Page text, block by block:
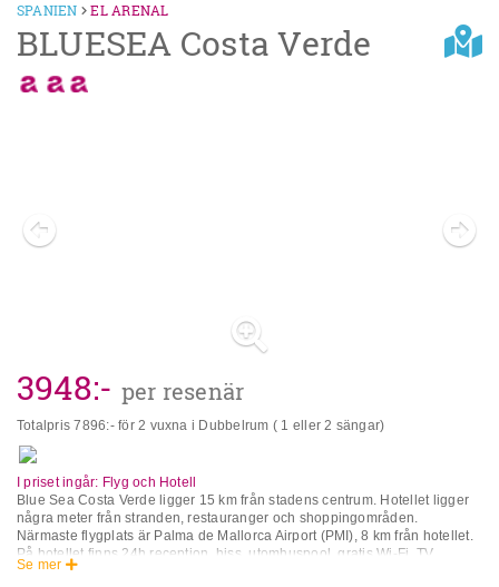
SPANIEN EL ARENAL
BLUESEA Costa Verde
3948:- per resenär
Totalpris7896:- för 2 vuxna i Dubbelrum ( 1 eller 2 sängar)
I priset ingår: Flyg och Hotell
Blue Sea Costa Verde ligger 15 km från stadens centrum. Hotellet ligger
några meter från stranden, restauranger och shoppingområden.
Närmaste flygplats är Palma de Mallorca Airport (PMI), 8 km från hotellet.
På hotellet finns 24h reception, hiss, utomhuspool, gratis Wi-Fi, TV,
tvättmöjligheter (extra avgift), bagagerum, flerspråkig personal, bar,
Se mer